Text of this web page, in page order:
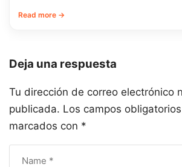
Read more →
Deja una respuesta
Tu dirección de correo electrónico
publicada. Los campos
marcados con *